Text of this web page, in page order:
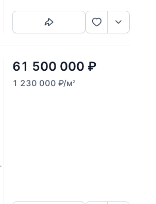
61 500 000 ₽
1 230 000 ₽/м2